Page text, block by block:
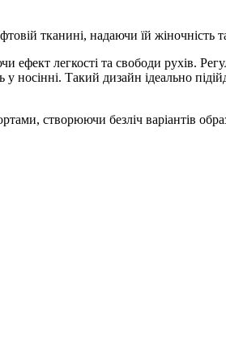
тканині, надаючи їй жіночність
легкості та свободи рухів.
носінні. Такий дизайн ідеально
створюючи безліч варіантів